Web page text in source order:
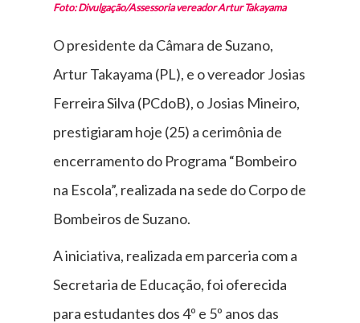
Foto: Divulgação/Assessoria vereador Artur Takayama
O presidente da Câmara de Suzano,
Artur Takayama (PL), e o vereador Josias
Ferreira Silva (PCdoB), o Josias Mineiro,
prestigiaram hoje (25) a cerimônia de
encerramento do Programa “Bombeiro
na Escola”, realizada na sede do Corpo de
Bombeiros de Suzano.
A iniciativa, realizada em parceria com a
Secretaria de Educação, foi oferecida
para estudantes dos 4º e 5º anos das